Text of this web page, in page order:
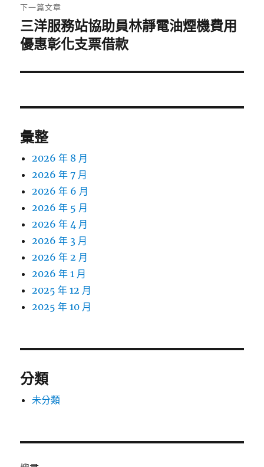
章:
下一篇文章
下
一
文
三洋服務站協助員林靜電油煙機費用
優惠彰化支票借款
彙整
2026 年 8 月
2026 年 7 月
2026 年 6 月
2026 年 5 月
2026 年 4 月
2026 年 3 月
2026 年 2 月
2026 年 1 月
2025 年 12 月
2025 年 10 月
分類
未分類